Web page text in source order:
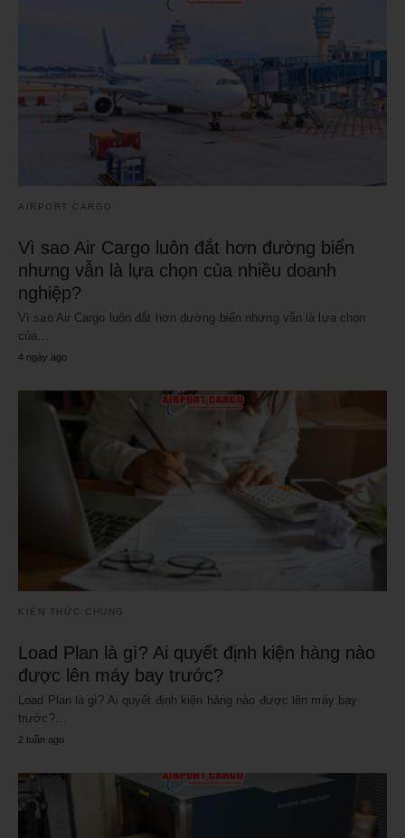
AIRPORT CARGO
Vì sao Air Cargo luôn đắt hơn đường biển
nhưng vẫn là lựa chọn của nhiều doanh
nghiệp?
Vì sao Air Cargo luôn đắt hơn đường biển nhưng vẫn là lựa chọn
của…
4 ngày ago
KIẾN THỨC CHUNG
Load Plan là gì? Ai quyết định kiện hàng nào
được lên máy bay trước?
Load Plan là gì? Ai quyết định kiện hàng nào được lên máy bay
trước?…
2 tuần ago